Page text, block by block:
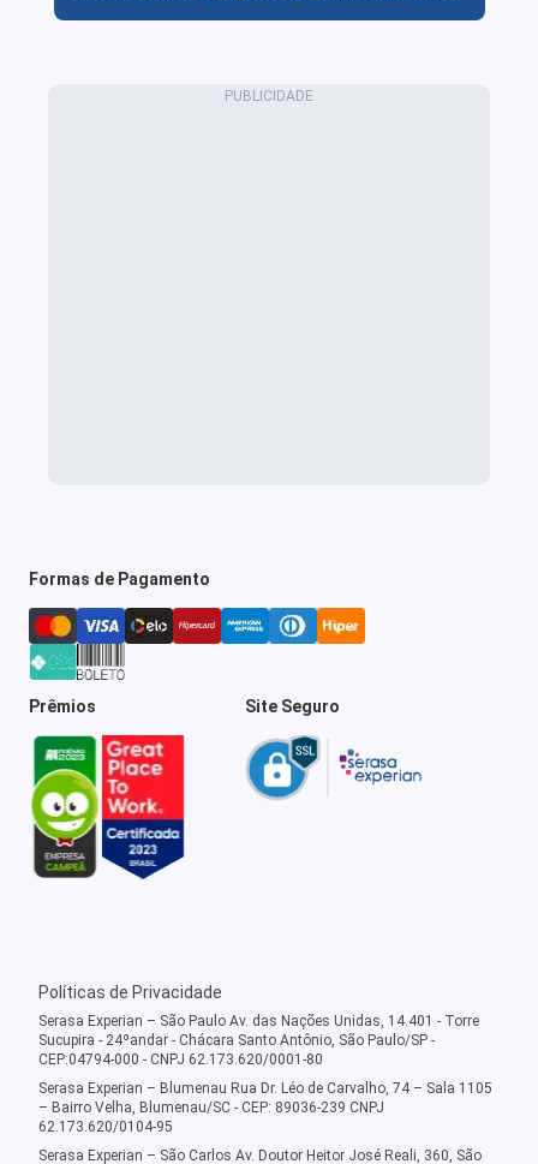
Formas de Pagamento
Prêmios Site Seguro
Políticas de Privacidade
Serasa Experian – São Paulo Av. das Nações Unidas, 14.401 - Torre
Sucupira - 24ºandar - Chácara Santo Antônio, São Paulo/SP -
CEP:04794-000 - CNPJ 62.173.620/0001-80
Serasa Experian – Blumenau Rua Dr. Léo de Carvalho, 74 – Sala 1105
– Bairro Velha, Blumenau/SC - CEP: 89036-239 CNPJ
62.173.620/0104-95
Serasa Experian – São Carlos Av. Doutor Heitor José Reali, 360, São